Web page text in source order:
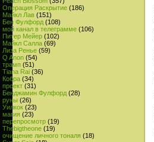
Операция Раскрытие (186)
Майкл Лав (151)
Бен Фулфорд (108)
мой канал в телеграмме (106)
Питер Мейер (102)
Майкл Салла (69)
Лиза Ренье (59)
Q Anon (54)
трамп (51)
Tiana Rai (36)
Кобра (34)
проект (31)
Бенджамин Фулфорд (28)
руны (26)
Уилкок (23)
магия (23)
перепросмотр (19)
Thebigtheone (19)
очищение личного тоналя (18)